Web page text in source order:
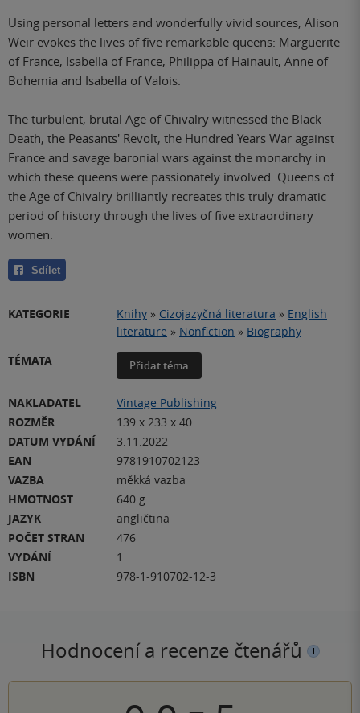
Using personal letters and wonderfully vivid sources, Alison
Weir evokes the lives of five remarkable queens: Marguerite
of France, Isabella of France, Philippa of Hainault, Anne of
Bohemia and Isabella of Valois.
The turbulent, brutal Age of Chivalry witnessed the Black
Death, the Peasants' Revolt, the Hundred Years War against
France and savage baronial wars against the monarchy in
which these queens were passionately involved. Queens of
the Age of Chivalry brilliantly recreates this truly dramatic
period of history through the lives of five extraordinary
women.
Sdílet
KATEGORIE Knihy » Cizojazyčná literatura » English
literature » Nonfiction » Biography
TÉMATA
Přidat téma
NAKLADATEL
Vintage Publishing
ROZMĚR
139 x 233 x 40
DATUM VYDÁNÍ
3.11.2022
EAN
9781910702123
VAZBA
měkká vazba
HMOTNOST
640 g
JAZYK
angličtina
POČET STRAN
476
VYDÁNÍ
1
ISBN
978-1-910702-12-3
Hodnocení a recenze čtenářů